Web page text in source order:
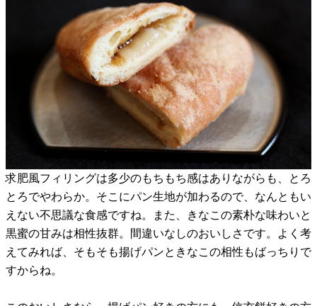
求肥風フィリングは多少のもちもち感はありながらも、とろ
とろでやわらか。そこにパン生地が加わるので、なんともい
えない不思議な食感ですね。また、きなこの素朴な味わいと
黒蜜の甘みは相性抜群。間違いなしのおいしさです。よく考
えてみれば、そもそも揚げパンときなこの相性もばっちりで
すからね。